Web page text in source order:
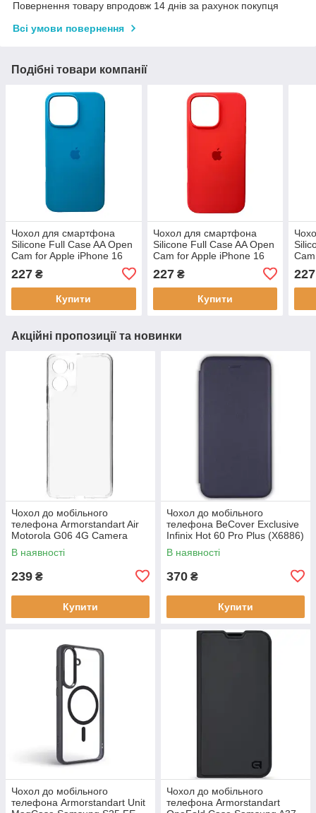
Повернення товару впродовж 14 днів за рахунок покупця
Всі умови повернення
Подібні товари компанії
Чохол для смартфона
Silicone Full Case AA Open
Cam for Apple iPhone 16
силікон, мікрофібра
227 ₴
Купити
Чохол для смартфона
Silicone Full Case AA Open
Cam for Apple iPhone 16
силікон, мікрофібра
227₴
Купити
227
Акційні пропозиції та новинки
Чохол до мобільного
телефона Armorstandart Air
Motorola G06 4G Camera
cover Clear (ARM89057)
В наявності
239 ₴
Купити
Чохол до мобільного
телефона BeCover Exclusive
Infinix Hot 60 Pro Plus (X6886)
Deep Blue (714717)
В наявності
370 ₴
Купити
Чохол до мобільного
телефона Armorstandart Unit
Чохол до мобільного
телефона Armorstandart